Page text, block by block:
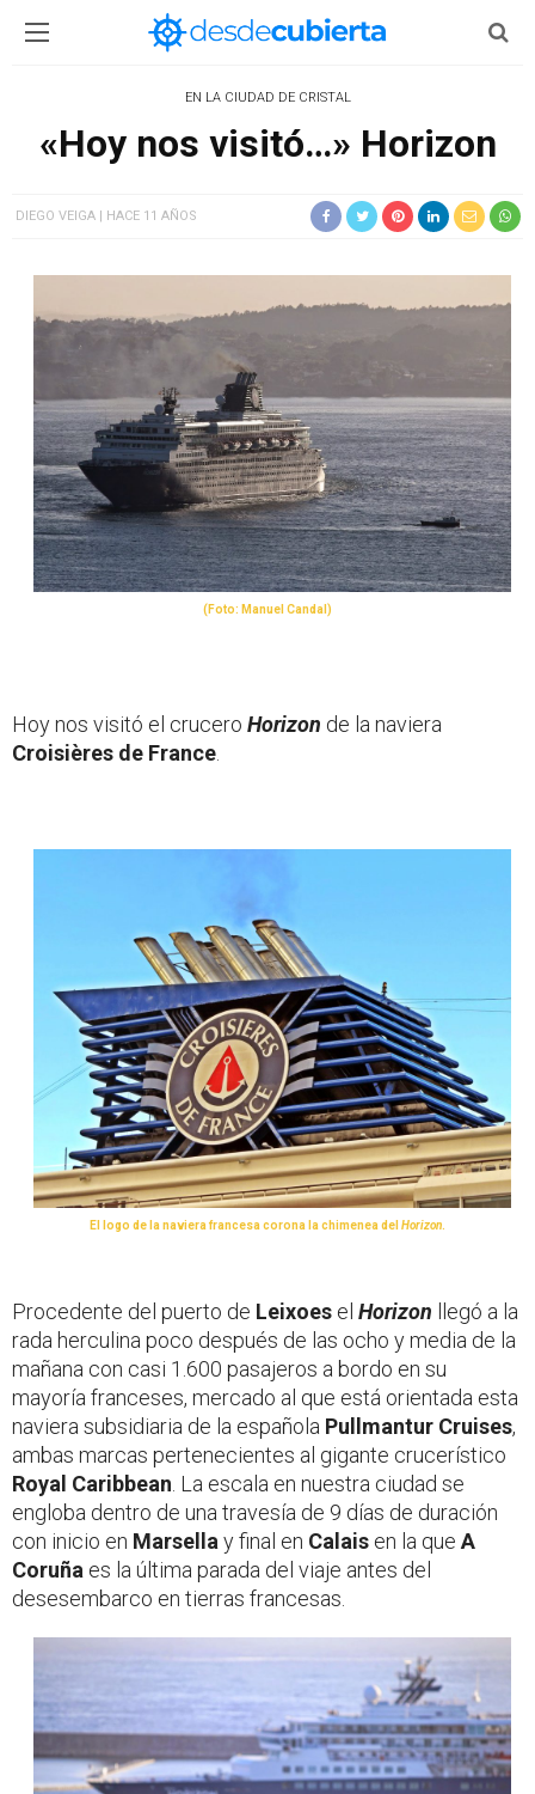
EN LA CIUDAD DE CRISTAL
«Hoy nos visitó…» Horizon
DIEGO VEIGA HACE 11 AÑOS
(Foto: Manuel Candal)
Hoy nos visitó el crucero Horizon de la naviera
Croisières de France.
El logo de la naviera francesa corona la chimenea del Horizon.
Procedente del puerto de Leixoes el Horizon llegó a la
rada herculina poco después de las ocho y media de la
mañana con casi 1.600 pasajeros a bordo en su
mayoría franceses, mercado al que está orientada esta
naviera subsidiaria de la española Pullmantur Cruises,
ambas marcas pertenecientes al gigante crucerístico
Royal Caribbean. La escala en nuestra ciudad se
engloba dentro de una travesía de 9 días de duración
con inicio en Marsellay final en Calais en la que A
Coruña es la última parada del viaje antes del
desesembarco en tierras francesas.